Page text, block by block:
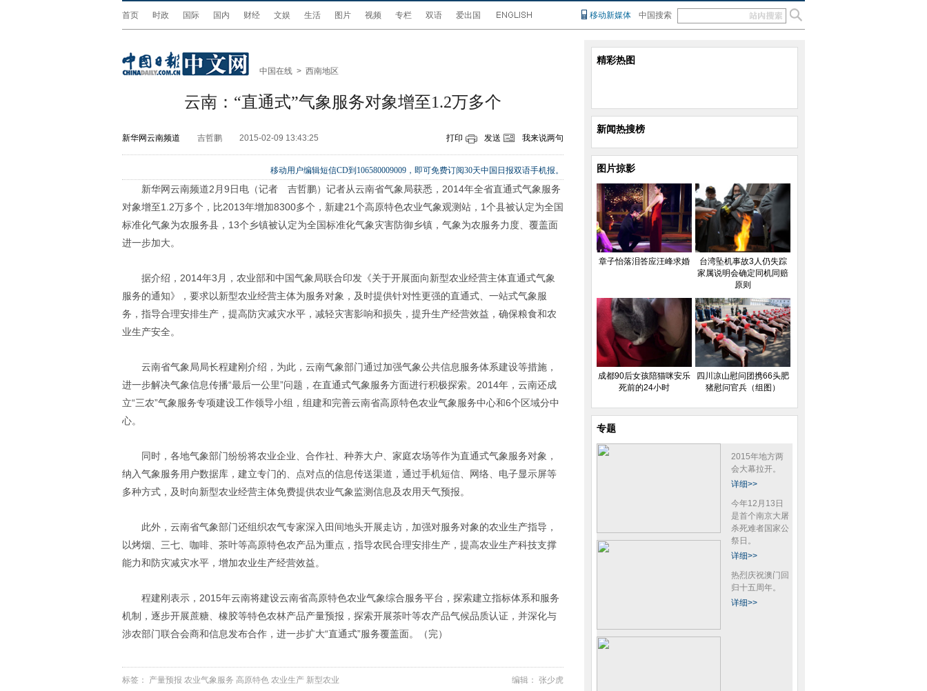
首页 时政 国际 国内 财经 文娱 生活 图片 视频 专栏 双语 爱出国 移动新媒体 中国搜索
中国在线 > 西南地区
云南：“直通式”气象服务对象增至1.2万多个
新华网云南频道 吉哲鹏 2015-02-09 13:43:25 打印 发送 我来说两句
移动用户编辑短信CD到106580009009，即可免费订阅30天中国日报双语手机报。
新华网云南频道2月9日电（记者 吉哲鹏）记者从云南省气象局获悉，2014年全省直通式气象服务
对象增至1.2万多个，比2013年增加8300多个，新建21个高原特色农业气象观测站，1个县被认定为全国
标准化气象为农服务县，13个乡镇被认定为全国标准化气象灾害防御乡镇，气象为农服务力度、覆盖面
进一步加大。
据介绍，2014年3月，农业部和中国气象局联合印发《关于开展面向新型农业经营主体直通式气象
服务的通知》，要求以新型农业经营主体为服务对象，及时提供针对性更强的直通式、一站式气象服
务，指导合理安排生产，提高防灾减灾水平，减轻灾害影响和损失，提升生产经营效益，确保粮食和农
业生产安全。
云南省气象局局长程建刚介绍，为此，云南气象部门通过加强气象公共信息服务体系建设等措施，
进一步解决气象信息传播“最后一公里”问题，在直通式气象服务方面进行积极探索。2014年，云南还成
立“三农”气象服务专项建设工作领导小组，组建和完善云南省高原特色农业气象服务中心和6个区域分中
心。
同时，各地气象部门纷纷将农业企业、合作社、种养大户、家庭农场等作为直通式气象服务对象，
纳入气象服务用户数据库，建立专门的、点对点的信息传送渠道，通过手机短信、网络、电子显示屏等
多种方式，及时向新型农业经营主体免费提供农业气象监测信息及农用天气预报。
此外，云南省气象部门还组织农气专家深入田间地头开展走访，加强对服务对象的农业生产指导，
以烤烟、三七、咖啡、茶叶等高原特色农产品为重点，指导农民合理安排生产，提高农业生产科技支撑
能力和防灾减灾水平，增加农业生产经营效益。
程建刚表示，2015年云南将建设云南省高原特色农业气象综合服务平台，探索建立指标体系和服务
机制，逐步开展蔗糖、橡胶等特色农林产品产量预报，探索开展茶叶等农产品气候品质认证，并深化与
涉农部门联合会商和信息发布合作，进一步扩大“直通式”服务覆盖面。（完）
编辑： 张少虎
标签： 产量预报 农业气象服务 高原特色 农业生产 新型农业
精彩热图
新闻热搜榜
图片掠影
章子怡落泪答应汪峰求婚
台湾坠机事故3人仍失踪
家属说明会确定同机同赔
原则
成都90后女孩陪猫咪安乐
死前的24小时
四川凉山慰问团携66头肥
猪慰问官兵（组图）
专题
2015年地方两
会大幕拉开。
详细>>
今年12月13日
是首个南京大屠
杀死难者国家公
祭日。
详细>>
热烈庆祝澳门回
归十五周年。
详细>>